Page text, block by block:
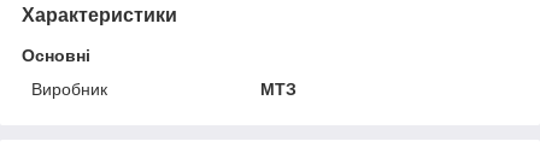
Характеристики
Основні
Виробник
МТЗ